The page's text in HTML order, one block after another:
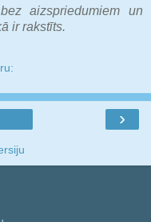
aizspriedumiem un
ir rakstīts.
›